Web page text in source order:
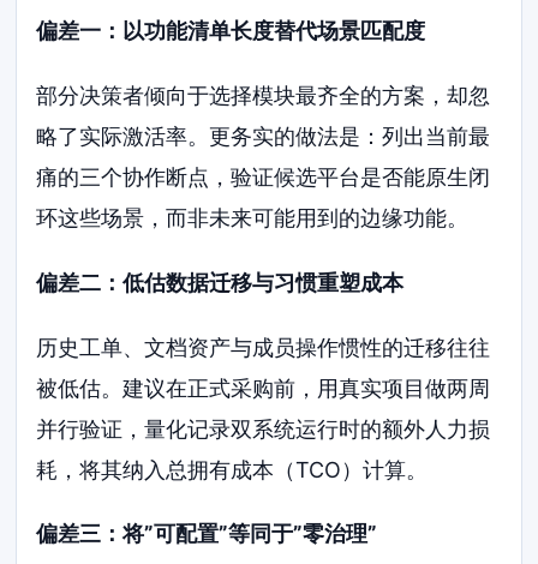
偏差一：以功能清单长度替代场景匹配度
部分决策者倾向于选择模块最齐全的方案，却忽
略了实际激活率。更务实的做法是：列出当前最
痛的三个协作断点，验证候选平台是否能原生闭
环这些场景，而非未来可能用到的边缘功能。
偏差二：低估数据迁移与习惯重塑成本
历史工单、文档资产与成员操作惯性的迁移往往
被低估。建议在正式采购前，用真实项目做两周
并行验证，量化记录双系统运行时的额外人力损
耗，将其纳入总拥有成本（TCO）计算。
偏差三：将”可配置”等同于”零治理”